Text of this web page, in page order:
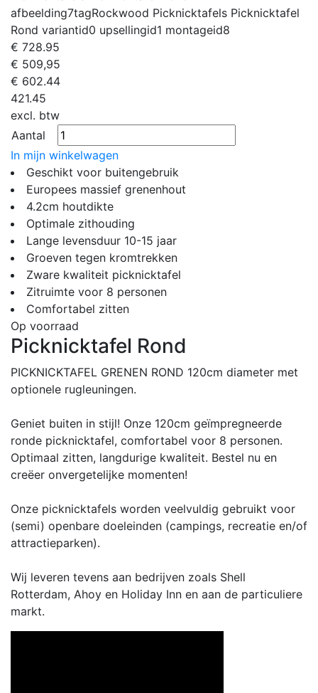
afbeelding7tagRockwood Picknicktafels Picknicktafel
Rond variantid0 upsellingid1 montageid8
€ 728.95
€ 509,95
€ 602.44
421.45
excl. btw
Aantal
In mijn winkelwagen
Geschikt voor buitengebruik
Europees massief grenenhout
4.2cm houtdikte
Optimale zithouding
Lange levensduur 10-15 jaar
Groeven tegen kromtrekken
Zware kwaliteit picknicktafel
Zitruimte voor 8 personen
Comfortabel zitten
Op voorraad
Picknicktafel Rond
PICKNICKTAFEL GRENEN ROND 120cm diameter met
optionele rugleuningen.
Geniet buiten in stijl! Onze 120cm geïmpregneerde
ronde picknicktafel, comfortabel voor 8 personen.
Optimaal zitten, langdurige kwaliteit. Bestel nu en
creëer onvergetelijke momenten!
Onze picknicktafels worden veelvuldig gebruikt voor
(semi) openbare doeleinden (campings, recreatie en/of
attractieparken).
Wij leveren tevens aan bedrijven zoals Shell
Rotterdam, Ahoy en Holiday Inn en aan de particuliere
markt.